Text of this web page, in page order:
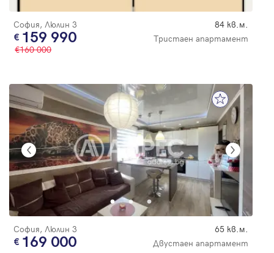
София, Люлин 3 84 кв.м.
159 990
Тристаен апартамент
160 000
София, Люлин 3 65 кв.м.
169 000 Двустаен апартамент